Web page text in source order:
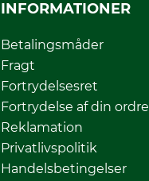
INFORMATIONER
Betalingsmåder
Fragt
Fortrydelsesret
Fortrydelse af din ordre
Reklamation
Privatlivspolitik
Handelsbetingelser